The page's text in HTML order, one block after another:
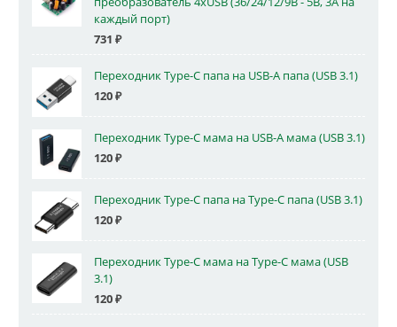
каждый порт)
731 ₽
Переходник Type-C папа на USB-A папа (USB 3.1)
120₽
Переходник Type-C мама на USB-A мама (USB 3.1)
120₽
Переходник Type-C папа на Type-C папа (USB 3.1)
120₽
Переходник Type-C мама на Type-C мама (USB
3.1)
120₽